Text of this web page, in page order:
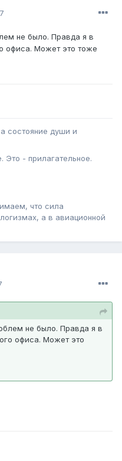
не было. Правда я в
офиса. Может это тоже
состояние души и
Это - прилагательное.
что сила
а в авиационной
не было. Правда я в
офиса. Может это